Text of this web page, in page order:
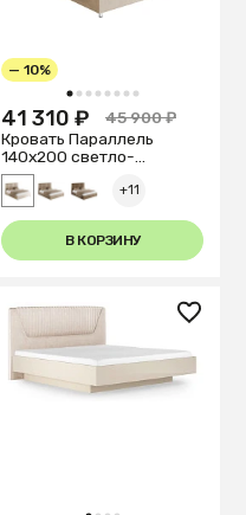
1 2 3 4 5 6 7 8
— 10%
41 310 ₽
45 900 ₽
Кровать Параллель
140х200 светло-
бежевого цвета
+11
В КОРЗИНУ